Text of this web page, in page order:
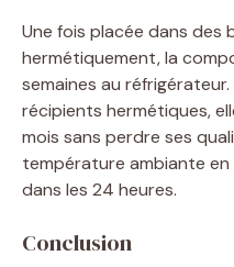
Une fois placée dans des
hermétiquement, la
semaines au
récipients hermétiques,
mois sans perdre ses
température ambiante
dans les 24 heures.
Conclusion